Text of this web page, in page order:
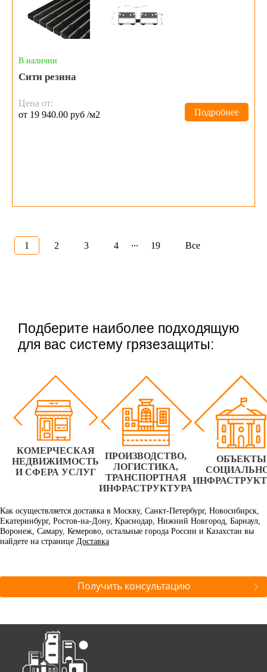
В наличии
Сити резина
Цена от:
от 19 940.00 руб /м2
Подробнее
1 2 3 4 ... 19 Все
Подберите наиболее подходящую
для вас систему грязезащиты:
КОМЕРЧЕСКАЯ
НЕДВИЖИМОСТЬ
И СФЕРА УСЛУГ
ПРОИЗВОДСТВО,
ЛОГИСТИКА,
ТРАНСПОРТНАЯ
ИНФРАСТРУКТУРА
ОБЪЕКТЫ
Как осуществляется доставка в Москву, Санкт-Петербург, Новосибирск,
Екатеринбург, Ростов-на-Дону, Краснодар, Нижний Новгород, Барнаул,
Воронеж, Самару, Кемерово, остальные города России и Казахстан вы
найдете на странице Доставка
Получить консультацию